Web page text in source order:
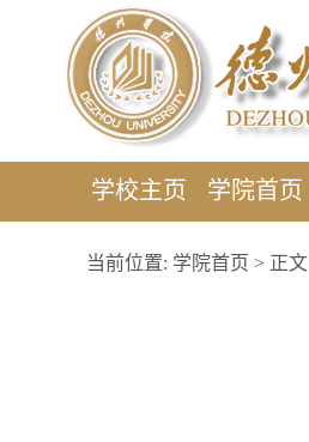
学校主页 学院首页
当前位置: 学院首页 > 正文